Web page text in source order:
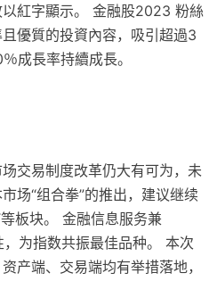
紅字顯示。 金融股2023 粉絲
優質的投資內容，吸引超過3
成長率持續成長。
交易制度改革仍大有可为，未
场“组合拳”的推出，建议继续
板块。 金融信息服务兼
，为指数共振最佳品种。 本次
产端、交易端均有举措落地，